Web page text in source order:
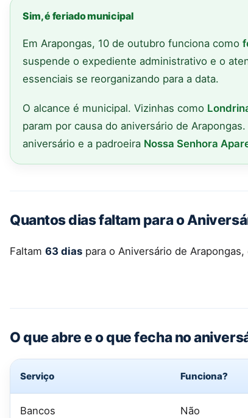
Sim, é feriado municipal
Em Arapongas, 10 de outubro funciona como
suspende o expediente administrativo e o
essenciais se reorganizando para a data.
O alcance é municipal. Vizinhas como
param por causa do aniversário de
aniversário e a padroeira Nossa Senhora
Quantos dias faltam para o
Faltam 63 dias para o Aniversário de Arapongas,
O que abre e o que fecha no
Serviço Funciona?
Bancos Não